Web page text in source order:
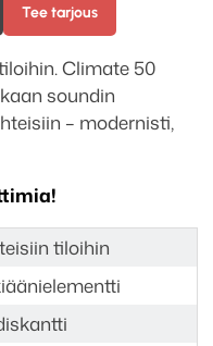
Tee tarjous
Climate 50
soundin
– modernisti,
tiloihin